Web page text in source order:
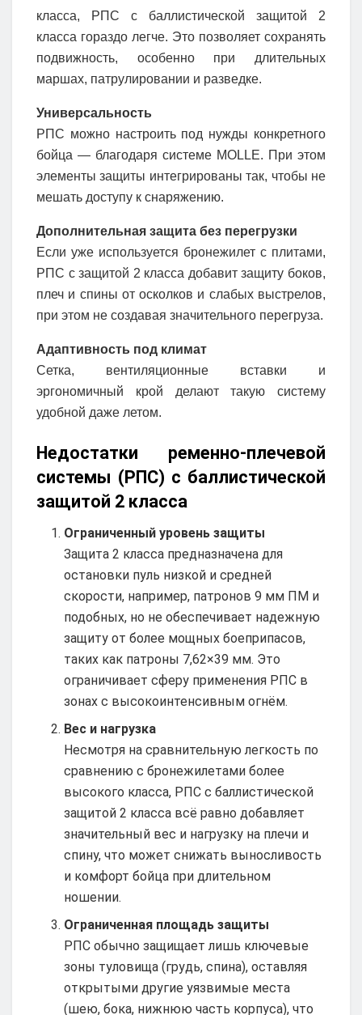
класса, РПС с баллистической защитой 2
класса гораздо легче. Это позволяет сохранять
подвижность, особенно при длительных
маршах, патрулировании и разведке.
Универсальность
РПС можно настроить под нужды конкретного
бойца — благодаря системе MOLLE. При этом
элементы защиты интегрированы так, чтобы не
мешать доступу к снаряжению.
Дополнительная защита без перегрузки
Если уже используется бронежилет с плитами,
РПС с защитой 2 класса добавит защиту боков,
плеч и спины от осколков и слабых выстрелов,
при этом не создавая значительного перегруза.
Адаптивность под климат
Сетка, вентиляционные вставки и
эргономичный крой делают такую систему
удобной даже летом.
Недостатки ременно-плечевой
системы (РПС) с баллистической
защитой 2 класса
Ограниченный уровень защиты
Защита 2 класса предназначена для
остановки пуль низкой и средней
скорости, например, патронов 9 мм ПМ и
подобных, но не обеспечивает надежную
защиту от более мощных боеприпасов,
таких как патроны 7,62×39 мм. Это
ограничивает сферу применения РПС в
зонах с высокоинтенсивным огнём.
Вес и нагрузка
Несмотря на сравнительную легкость по
сравнению с бронежилетами более
высокого класса, РПС с баллистической
защитой 2 класса всё равно добавляет
значительный вес и нагрузку на плечи и
спину, что может снижать выносливость
и комфорт бойца при длительном
ношении.
Ограниченная площадь защиты
РПС обычно защищает лишь ключевые
зоны туловища (грудь, спина), оставляя
открытыми другие уязвимые места
(шею, бока, нижнюю часть корпуса), что